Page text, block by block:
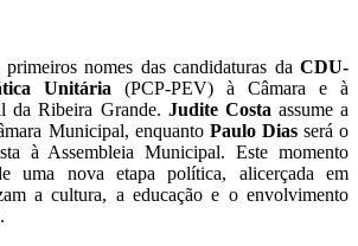
nomes das candidaturas daCDU-
Unitária (PCP-PEV) à Câmara e à
da Ribeira Grande. Judite Costaassume a
Municipal, enquanto Paulo Diasserá o
à Assembleia Municipal. Este momento
uma nova etapa política, alicerçada em
a cultura, a educação e o envolvimento